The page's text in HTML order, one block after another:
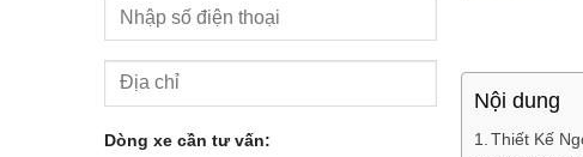
Dòng xe cần tư vấn:
Nội dung
Thiết Kế